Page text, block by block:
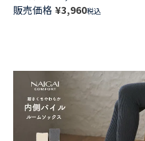
クルー丈 メンズ 02015917
販売価格 ¥3,960税込